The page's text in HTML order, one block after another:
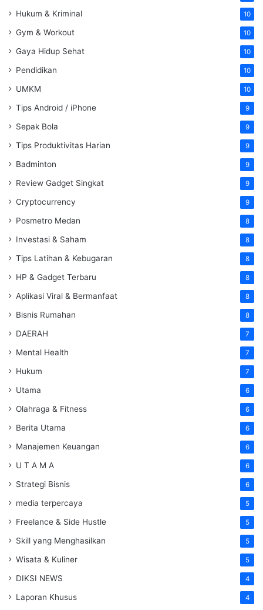
Hukum & Kriminal 10
Gym & Workout 10
Gaya Hidup Sehat 10
Pendidikan 10
UMKM 10
Tips Android / iPhone 9
Sepak Bola 9
Tips Produktivitas Harian 9
Badminton 9
Review Gadget Singkat 9
Cryptocurrency 9
Posmetro Medan 8
Investasi & Saham 8
Tips Latihan & Kebugaran 8
HP & Gadget Terbaru 8
Aplikasi Viral & Bermanfaat 8
Bisnis Rumahan 8
DAERAH 7
Mental Health 7
Hukum 7
Utama 6
Olahraga & Fitness 6
Berita Utama 6
Manajemen Keuangan 6
U T A M A 6
Strategi Bisnis 6
media terpercaya 5
Freelance & Side Hustle 5
Skill yang Menghasilkan 5
Wisata & Kuliner 5
DIKSI NEWS 4
Laporan Khusus 4